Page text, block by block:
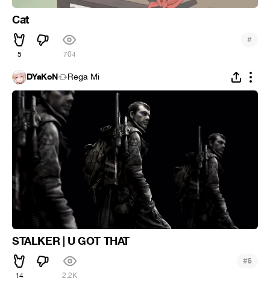
Cat
5 704
#
DYaKoN Rega Mi
STALKER | U GOT THAT
14 2.2K
#5